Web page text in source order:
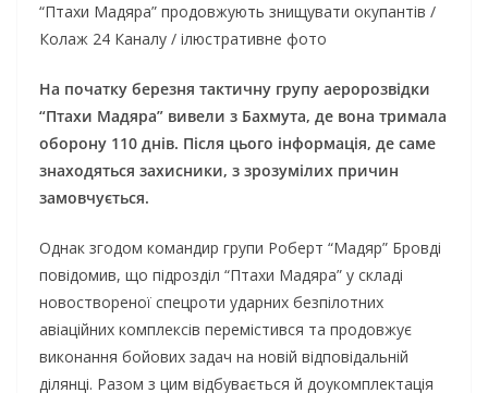
“Птахи Мадяра” продовжують знищувати окупантів /
Колаж 24 Каналу / ілюстративне фото
На початку березня тактичну групу аеророзвідки
“Птахи Мадяра” вивели з Бахмута, де вона тримала
оборону 110 днів. Після цього інформація, де саме
знаходяться захисники, з зрозумілих причин
замовчується.
Однак згодом командир групи Роберт “Мадяр” Бровді
повідомив, що підрозділ “Птахи Мадяра” у складі
новоствореної спецроти ударних безпілотних
авіаційних комплексів перемістився та продовжує
виконання бойових задач на новій відповідальній
ділянці. Разом з цим відбувається й доукомплектація